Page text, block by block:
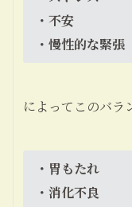
・不安
・慢性的な緊張
によってこのバラ
・胃もたれ
・消化不良